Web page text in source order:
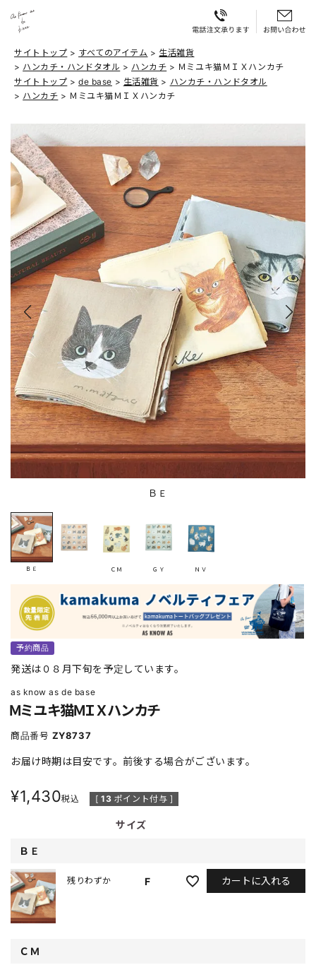
サイトトップ すべてのアイテム
生活雑貨
ハンカチ・ハンドタオル
ハンカチ
Ｍミユキ猫ＭＩＸハンカチ
サイトトップ
de base 生活雑貨
ハンカチ・ハンドタオル
ハンカチ
Ｍミユキ猫ＭＩＸハンカチ
ＢＥ
ＢＥ ＣＭ ＧＹ ＮＶ
予約商品
発送は０８月下旬を予定しています。
as know as de base
Ｍミユキ猫ＭＩＸハンカチ
商品番号 ZY8737
お届け時期は目安です。前後する場合がございます。
¥1,430税込 [ 13 ポイント付与 ]
サイズ
ＢＥ
F
残りわずか カートに入れる
ＣＭ